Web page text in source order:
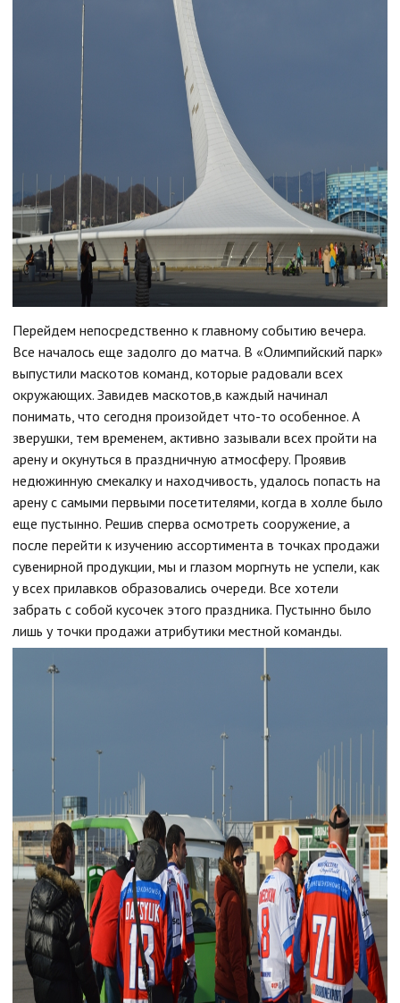
Перейдем непосредственно к главному событию вечера.
Все началось еще задолго до матча. В «Олимпийский парк»
выпустили маскотов команд, которые радовали всех
окружающих. Завидев маскотов,в каждый начинал
понимать, что сегодня произойдет что-то особенное. А
зверушки, тем временем, активно зазывали всех пройти на
арену и окунуться в праздничную атмосферу. Проявив
недюжинную смекалку и находчивость, удалось попасть на
арену с самыми первыми посетителями, когда в холле было
еще пустынно. Решив сперва осмотреть сооружение, а
после перейти к изучению ассортимента в точках продажи
сувенирной продукции, мы и глазом моргнуть не успели, как
у всех прилавков образовались очереди. Все хотели
забрать с собой кусочек этого праздника. Пустынно было
лишь у точки продажи атрибутики местной команды.